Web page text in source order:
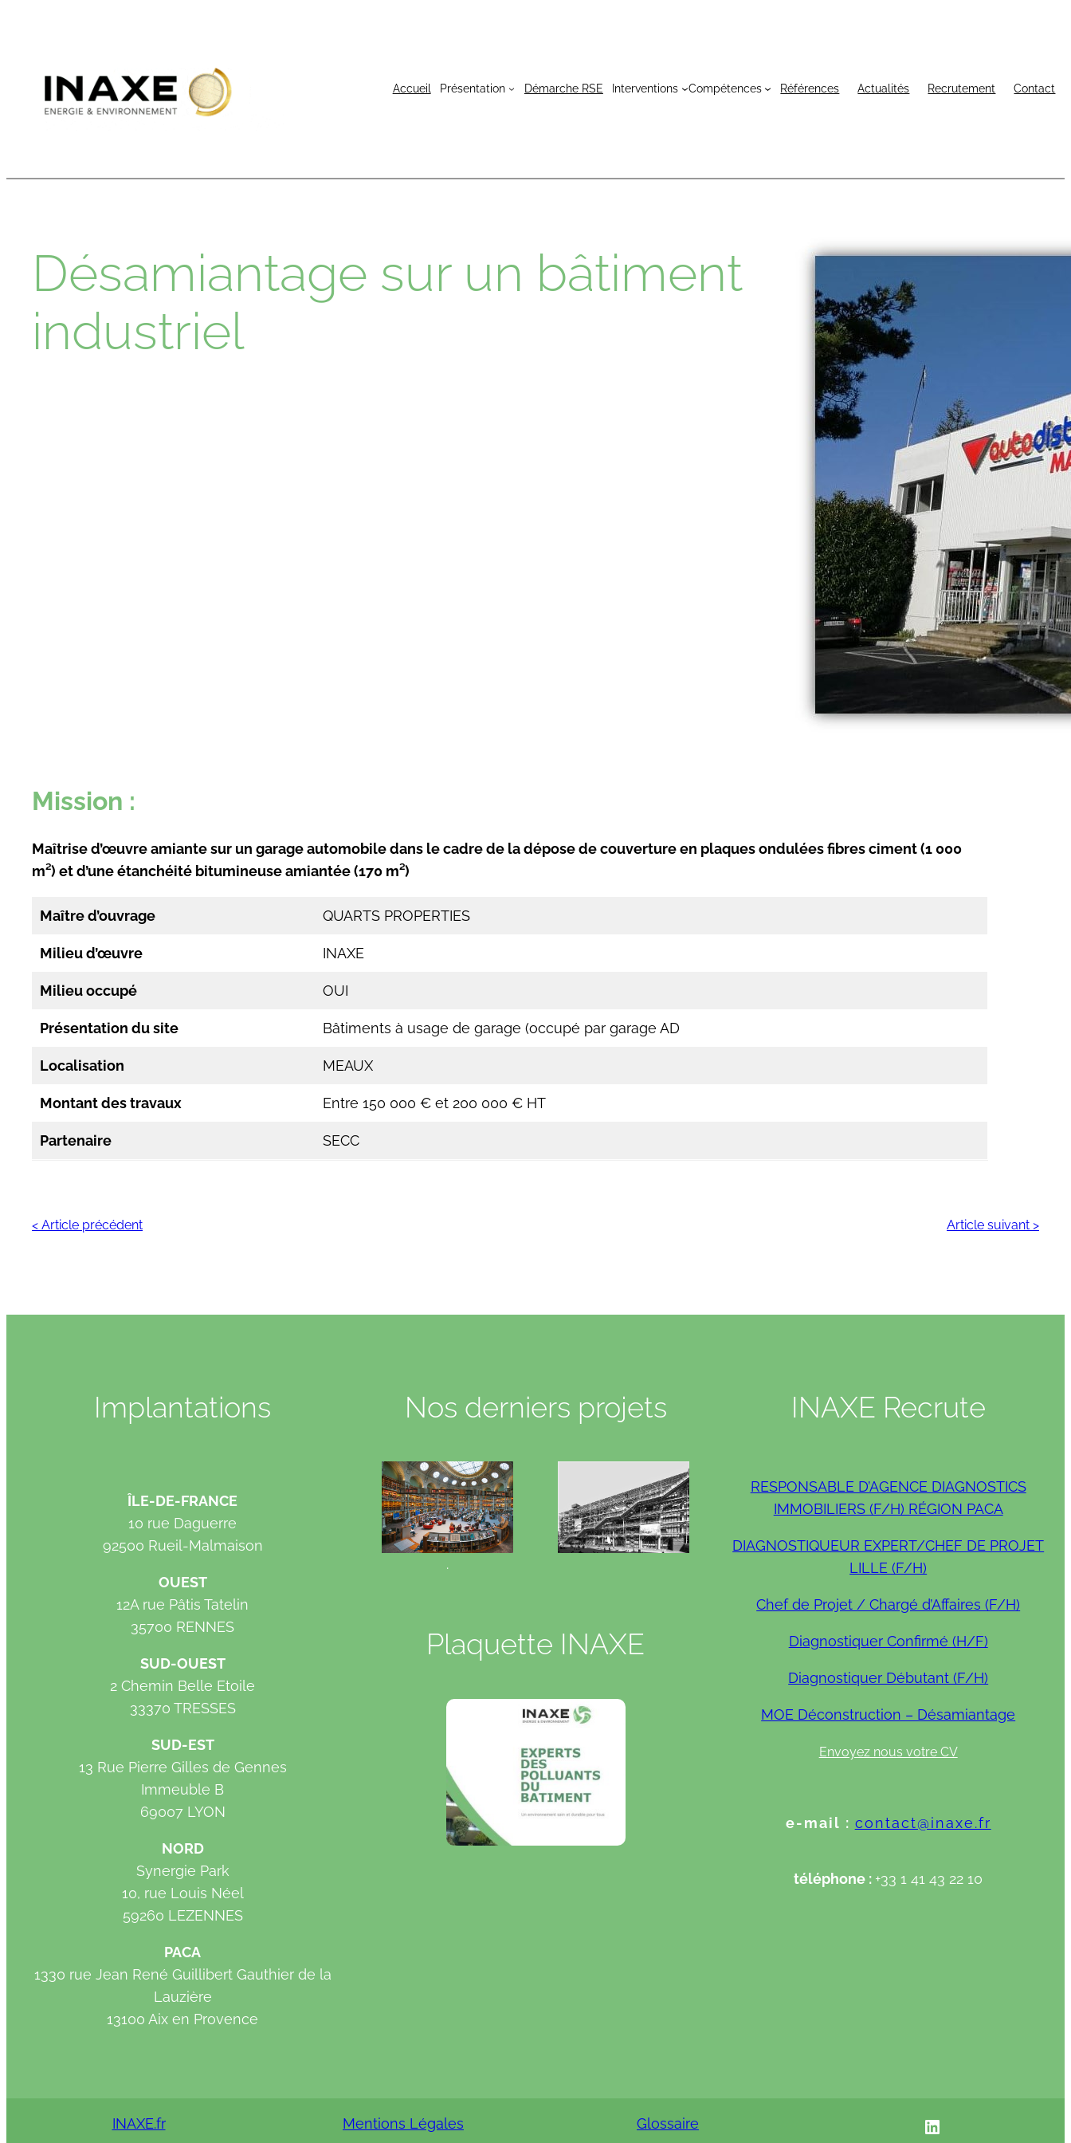
Accueil Présentation Démarche RSE Interventions Compétences Références Actualités Recrutement Contact
Désamiantage sur un bâtiment
industriel
Mission :
Maîtrise d’œuvre amiante sur un garage automobile dans le cadre de la dépose de couverture en plaques ondulées fibres ciment (1 000
m²) et d’une étanchéité bitumineuse amiantée (170 m²)
Maître d’ouvrage QUARTS PROPERTIES
Milieu d’œuvre INAXE
Milieu occupé OUI
Présentation du site Bâtiments à usage de garage (occupé par garage AD
Localisation MEAUX
Montant des travaux Entre 150 000 € et 200 000 € HT
Partenaire SECC
< Article précédent Article suivant >
Implantations
ÎLE-DE-FRANCE
10 rue Daguerre
92500 Rueil-Malmaison
OUEST
12A rue Pâtis Tatelin
35700 RENNES
SUD-OUEST
2 Chemin Belle Etoile
33370 TRESSES
SUD-EST
13 Rue Pierre Gilles de Gennes
Immeuble B
69007 LYON
NORD
Synergie Park
10, rue Louis Néel
59260 LEZENNES
PACA
1330 rue Jean René Guillibert Gauthier de la
Lauzière
13100 Aix en Provence
Nos derniers projets
.
Plaquette INAXE
INAXE Recrute
RESPONSABLE D’AGENCE DIAGNOSTICS
IMMOBILIERS (F/H) RÉGION PACA
DIAGNOSTIQUEUR EXPERT/CHEF DE PROJET
LILLE (F/H)
Chef de Projet / Chargé d’Affaires (F/H)
Diagnostiquer Confirmé (H/F)
Diagnostiquer Débutant (F/H)
MOE Déconstruction – Désamiantage
Envoyez nous votre CV
e-mail : contact@inaxe.fr
téléphone : +33 1 41 43 22 10
INAXE.fr Mentions Légales Glossaire INAXE linkedIN